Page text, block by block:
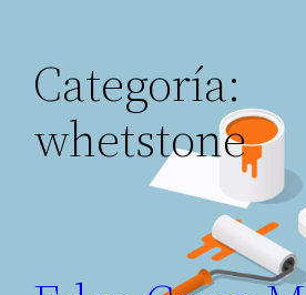
Categoría:
whetstone